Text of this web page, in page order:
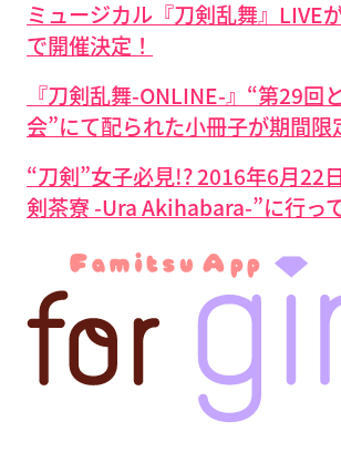
ミュージカル『刀剣乱舞』LIVE
で開催決定！
『刀剣乱舞-ONLINE-』“第29回
会”にて配られた小冊子が期間限
“刀剣”女子必見!? 2016年6月22
剣茶寮 -Ura Akihabara-”に行っ